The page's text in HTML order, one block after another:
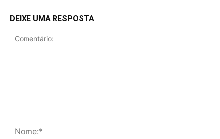
DEIXE UMA RESPOSTA